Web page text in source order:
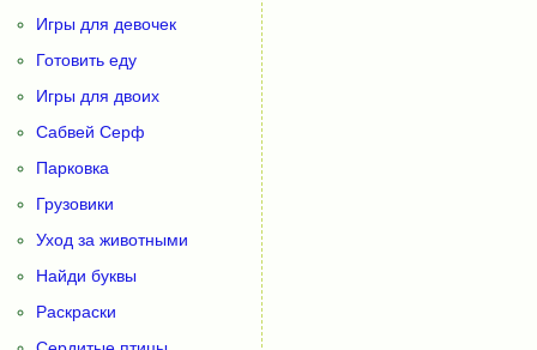
Игры для девочек
Готовить еду
Игры для двоих
Сабвей Серф
Парковка
Грузовики
Уход за животными
Найди буквы
Раскраски